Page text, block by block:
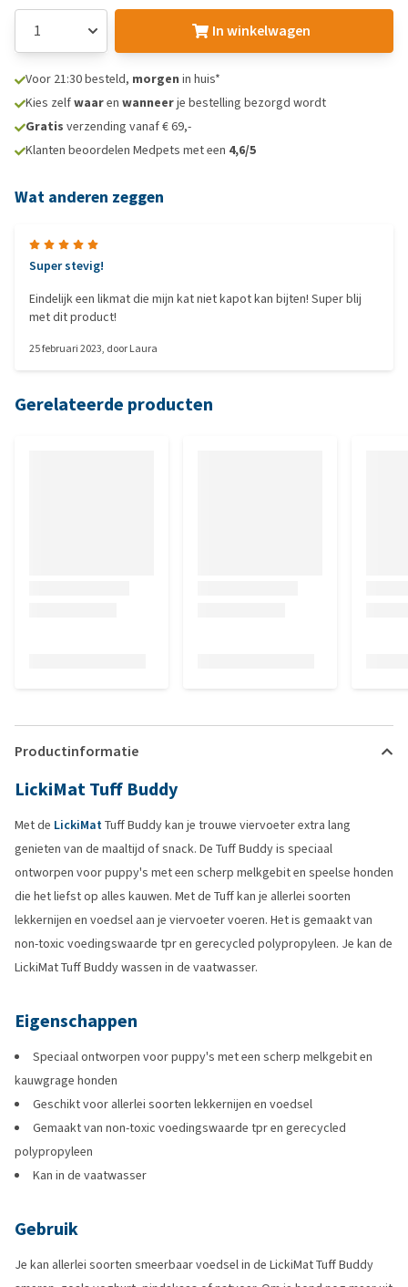
In winkelwagen
Voor 21:30 besteld, morgen in huis*
Kies zelfwaaren wanneerje bestelling bezorgd wordt
Gratis verzending vanaf € 69,-
Klanten beoordelen Medpets met een 4,6/5
Wat anderen zeggen
Super stevig!
Eindelijk een likmat die mijn kat niet kapot kan bijten! Super blij
met dit product!
25 februari 2023, doorLaura
Gerelateerde producten
Productinformatie
LickiMat Tuff Buddy
Met de LickiMatTuff Buddy kan je trouwe viervoeter extra lang
genieten van de maaltijd of snack. De Tuff Buddy is speciaal
ontworpen voor puppy's met een scherp melkgebit en speelse honden
die het liefst op alles kauwen. Met de Tuff kan je allerlei soorten
lekkernijen en voedsel aan je viervoeter voeren. Het is gemaakt van
non-toxic voedingswaarde tpr en gerecycled polypropyleen. Je kan de
LickiMat Tuff Buddy wassen in de vaatwasser.
Eigenschappen
Speciaal ontworpen voor puppy's met een scherp melkgebit en
kauwgrage honden
Geschikt voor allerlei soorten lekkernijen en voedsel
Gemaakt van non-toxic voedingswaarde tpr en gerecycled
polypropyleen
Kan in de vaatwasser
Gebruik
Je kan allerlei soorten smeerbaar voedsel in de LickiMat Tuff Buddy